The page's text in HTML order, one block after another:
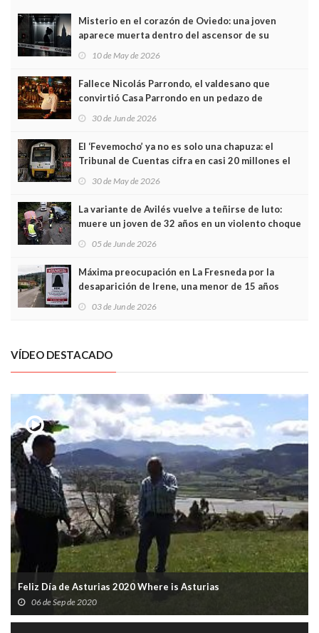
Misterio en el corazón de Oviedo: una joven
aparece muerta dentro del ascensor de su
edificio y las cámaras captan sus últimos minutos
10 de May de 2026
Fallece Nicolás Parrondo, el valdesano que
convirtió Casa Parrondo en un pedazo de
Asturias en Madrid
30 de Jun de 2026
El ‘Fevemocho’ ya no es solo una chapuza: el
Tribunal de Cuentas cifra en casi 20 millones el
sobrecoste de los trenes que no cabían por los
30 de May de 2026
La variante de Avilés vuelve a teñirse de luto:
muere un joven de 32 años en un violento choque
frontal
05 de Jun de 2026
Máxima preocupación en La Fresneda por la
desaparición de Irene, una menor de 15 años
03 de Jun de 2026
VÍDEO DESTACADO
Feliz Día de Asturias 2020 Where is Asturias
06 de Sep de 2020